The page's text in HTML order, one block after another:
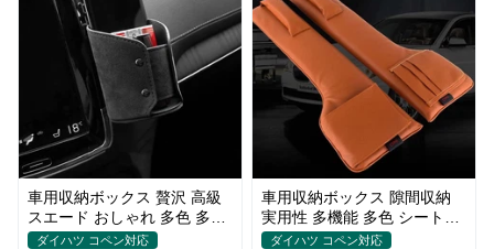
車用収納ボックス 贅沢 高級
スエード おしゃれ 多色 多機
能 エアコン吹き出し口用 汎
ダイハツ コペン対応
車用収納ボックス 隙間収納
実用性 多機能 多色 シートポ
ケット ギャップ収納 環境保
ダイハツ コペン対応